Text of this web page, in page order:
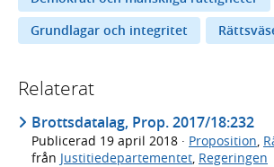
Grundlagar och integritet
Relaterat
Brottsdatalag, Prop. 2017/18:232
Publicerad 19 april 2018 · Proposition
från Justitiedepartementet Regeringen